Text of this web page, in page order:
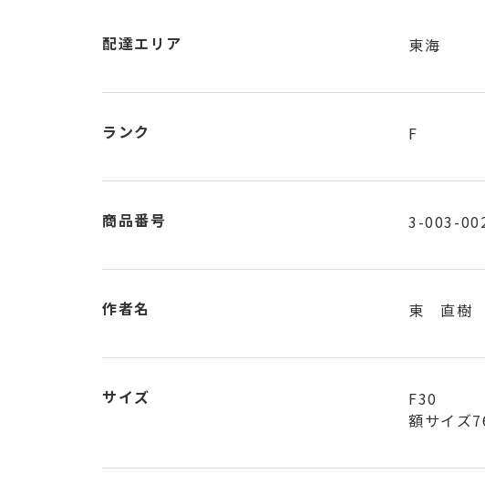
配達エリア 東海
ランク F
商品番号 3-003-
作者名 東 直樹
サイズ
F30
額サイズ